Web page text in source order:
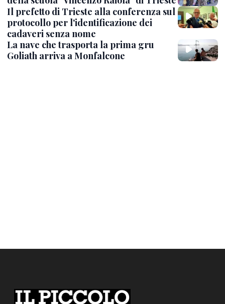
Il prefetto di Trieste alla conferenza sul
protocollo per l'identificazione dei
cadaveri senza nome
La nave che trasporta la prima gru
Goliath arriva a Monfalcone